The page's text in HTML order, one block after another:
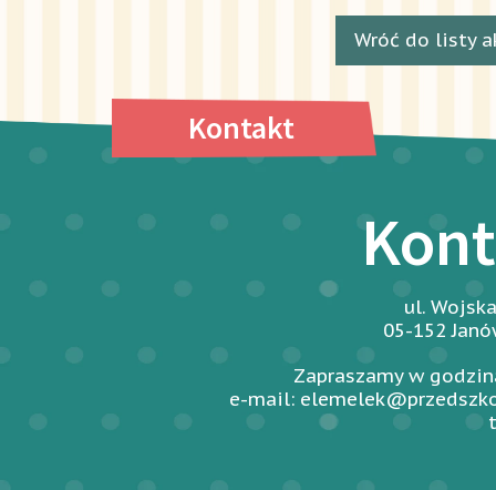
Kontakt
ul.
05-152
Zapraszamy w
e-mail:
Wróć do listy